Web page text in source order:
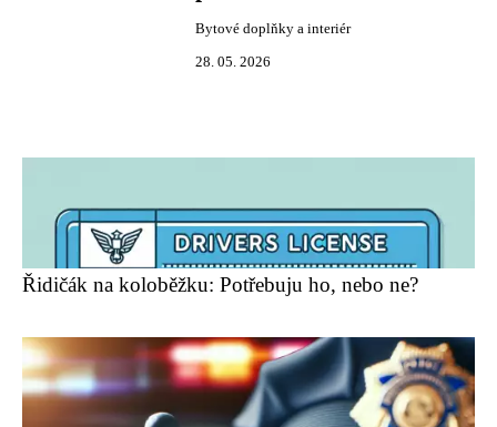
Bytové doplňky a interiér
28. 05. 2026
Řidičák na koloběžku: Potřebuju ho, nebo ne?